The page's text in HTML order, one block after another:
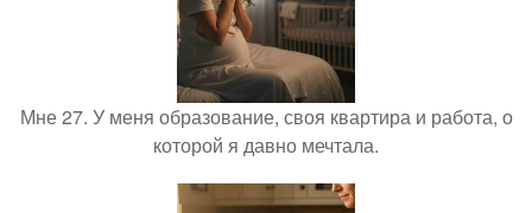
Мне 27. У меня образование, своя квартира и работа, о
которой я давно мечтала.